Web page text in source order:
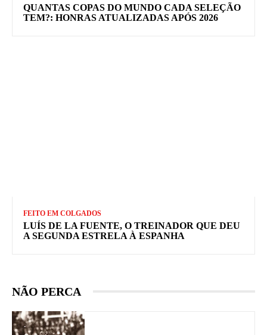
QUANTAS COPAS DO MUNDO CADA SELEÇÃO
TEM?: HONRAS ATUALIZADAS APÓS 2026
FEITO EM COLGADOS
LUÍS DE LA FUENTE, O TREINADOR QUE DEU
A SEGUNDA ESTRELA À ESPANHA
NÃO PERCA